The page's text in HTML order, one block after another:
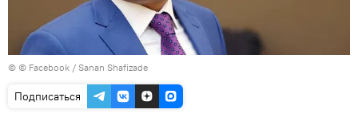
© © Facebook / Sanan Shafizade
Подписаться